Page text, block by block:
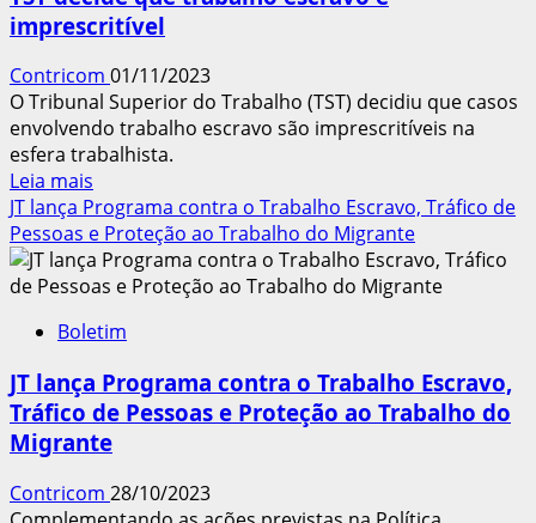
imprescritível
Contricom 01/11/2023
O Tribunal Superior do Trabalho (TST) decidiu que casos
envolvendo trabalho escravo são imprescritíveis na
esfera trabalhista.
Leia mais
mais
sobre
TST
decide
trabalho
é
imprescritível
JT lança Programa contra o Trabalho Escravo, Tráfico de
Pessoas e Proteção ao Trabalho do Migrante
Boletim
JT lança Programa contra o Trabalho Escravo,
Tráfico de Pessoas e Proteção ao Trabalho do
Migrante
Contricom 28/10/2023